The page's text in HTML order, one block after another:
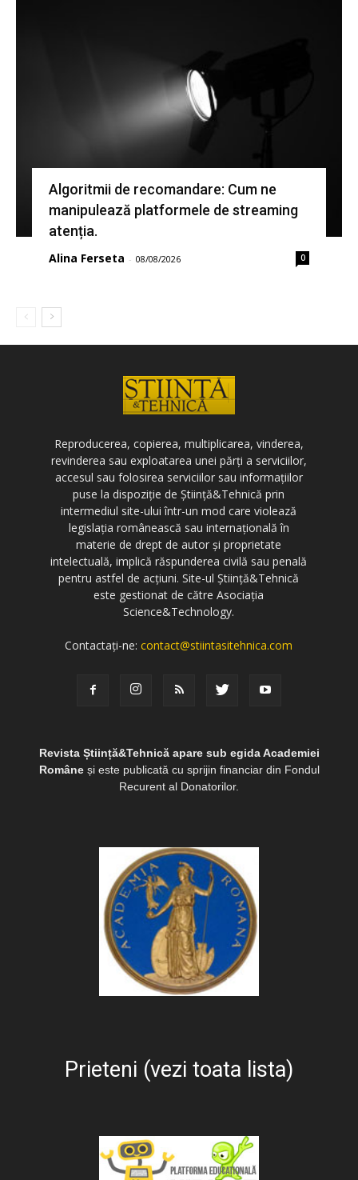
Algoritmii de recomandare: Cum ne
manipulează platformele de streaming
atenția.
Alina Ferseta - 08/08/2026 0
Reproducerea, copierea, multiplicarea, vinderea,
revinderea sau exploatarea unei părți a serviciilor,
accesul sau folosirea serviciilor sau informațiilor
puse la dispoziție de Știință&Tehnică prin
intermediul site-ului într-un mod care violează
legislația românească sau internațională în
materie de drept de autor și proprietate
intelectuală, implică răspunderea civilă sau penală
pentru astfel de acțiuni. Site-ul Știință&Tehnică
este gestionat de către Asociația
Science&Technology.
Contactați-ne:contact@stiintasitehnica.com
Revista Știință&Tehnică apare sub egida Academiei
Româneși este publicată cu sprijin financiar din Fondul
Recurent al Donatorilor.
Prieteni (vezi toata lista)